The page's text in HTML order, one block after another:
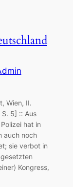
Wien, II.
5] :: Aus
hat in
auch noch
sie verbot in
Kongress,